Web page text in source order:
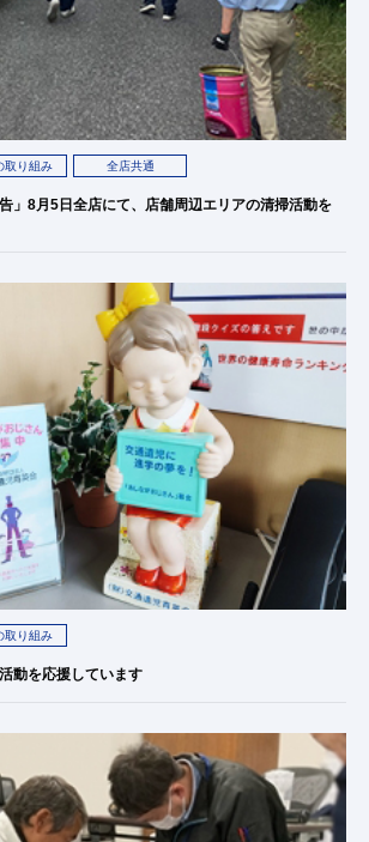
取り組み 全店共通
」8月5日全店にて、店舗周辺エリアの清掃活動を
取り組み
動を応援しています